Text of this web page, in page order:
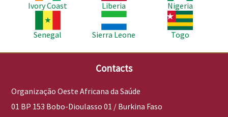
Ivory Coast
Liberia
Nigeria
Imagem
Senegal
Imagem
Sierra Leone
Imagem
Togo
Contacts
Organização Oeste Africana da Saúde
01 BP 153 Bobo-Dioulasso 01 / Burkina Faso